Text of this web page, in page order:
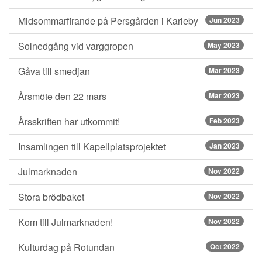
Midsommarfirande på Persgården i Karleby Jun 2023
Solnedgång vid varggropen May 2023
Gåva till smedjan Mar 2023
Årsmöte den 22 mars Mar 2023
Årsskriften har utkommit! Feb 2023
Insamlingen till Kapellplatsprojektet Jan 2023
Julmarknaden Nov 2022
Stora brödbaket Nov 2022
Kom till Julmarknaden! Nov 2022
Kulturdag på Rotundan Oct 2022